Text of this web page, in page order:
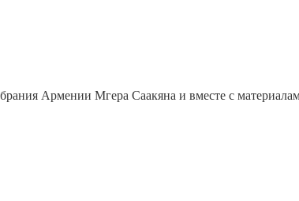
Армении Мгера Саакяна и вместе с